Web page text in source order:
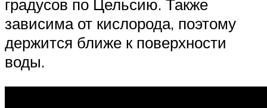
градусов по Цельсию. Также
зависима от кислорода, поэтому
держится ближе к поверхности
воды.